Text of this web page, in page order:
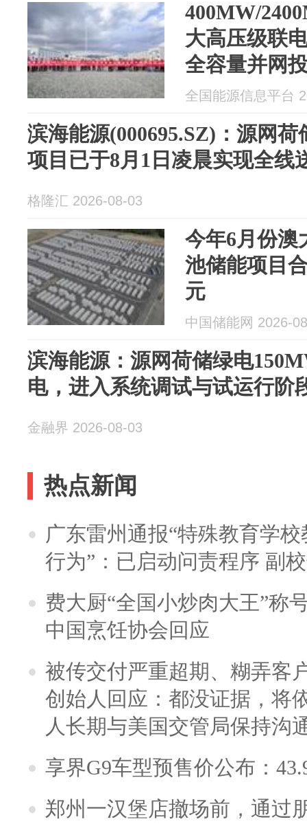
400MW/
大高压级联
全容量并网
全国能源信息平台
滨海能源(000695.SZ)：源网
项目已于8月1日凌晨实现全线
格隆汇 2026-08-03
今年6月份澳
池储能项目
元
中国储能网 2026-
滨海能源：源网荷储绿电
电，进入系统调试与试运行阶
金融界 2026-08-03
热点新闻
广东雷州通报“特殊教育学
行为”：已启动问责程序 副
费大厨“全国小炒肉大王”称
中国烹饪协会回应
被传交付严重超期、糊弄客
创始人回应：都没证据，将
人长期与美国交管局保持沟
享界G9车型预售价公布：
郑州一汉堡店撤场前，通过